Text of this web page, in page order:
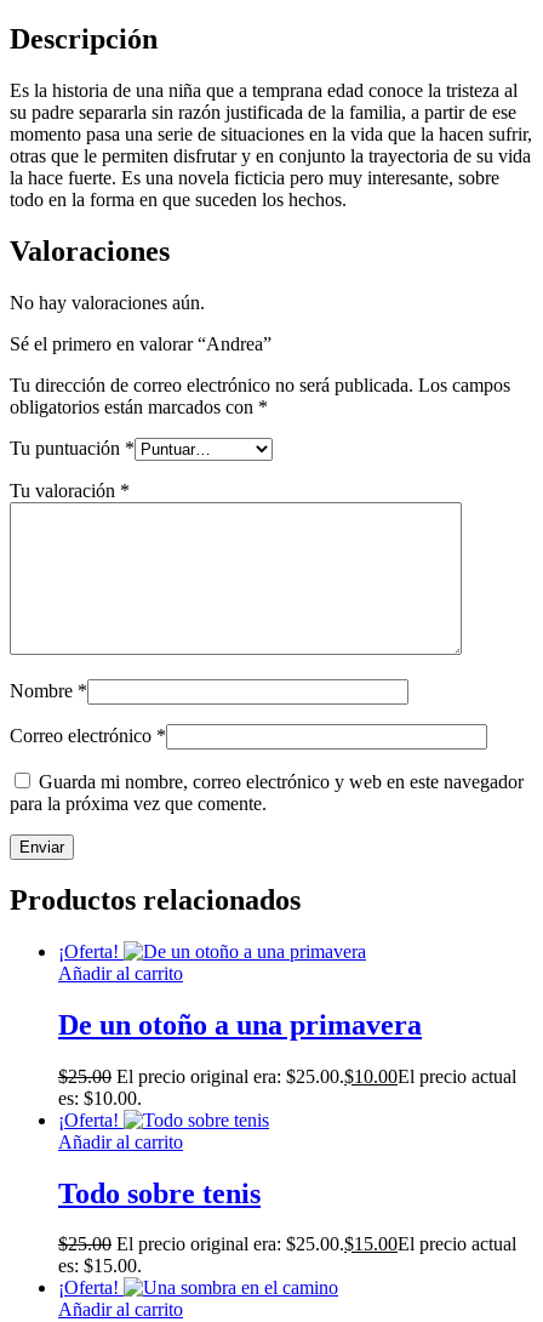
Descripción
Es la historia de una niña que a temprana edad conoce la tristeza al
su padre separarla sin razón justificada de la familia, a partir de ese
momento pasa una serie de situaciones en la vida que la hacen sufrir,
otras que le permiten disfrutar y en conjunto la trayectoria de su vida
la hace fuerte. Es una novela ficticia pero muy interesante, sobre
todo en la forma en que suceden los hechos.
Valoraciones
No hay valoraciones aún.
Sé el primero en valorar “Andrea”
Tu dirección de correo electrónico no será publicada. Los campos
obligatorios están marcados con *
Tu puntuación *
Tu valoración *
Nombre *
Correo electrónico *
Guarda mi nombre, correo electrónico y web en este navegador
para la próxima vez que comente.
Productos relacionados
¡Oferta!
Añadir al carrito
De un otoño a una primavera
$25.00 El precio original era: $25.00.$10.00El precio actual
es: $10.00.
¡Oferta!
Añadir al carrito
Todo sobre tenis
$25.00 El precio original era: $25.00.$15.00El precio actual
es: $15.00.
¡Oferta!
Añadir al carrito